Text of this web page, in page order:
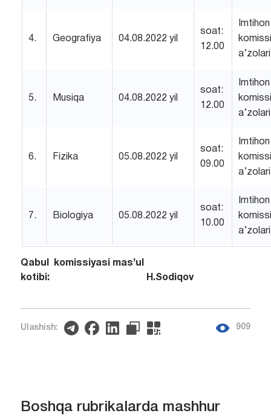
4. Geografiya 04.08.2022 yil
soat:
12.00
Imtihon
a’zolari
5. Musiqa 04.08.2022 yil
soat:
12.00
Imtihon
a’zolari
6. Fizika 05.08.2022 yil
soat:
09.00
Imtihon
a’zolari
7. Biologiya 05.08.2022 yil
soat:
10.00
Imtihon
a’zolari
Qabul komissiyasi mas’ul
kotibi: H.Sodiqov
Ulashish: 909
Boshqa rubrikalarda mashhur